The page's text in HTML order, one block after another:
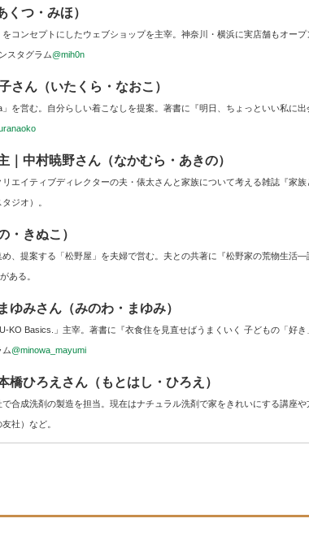
くつ・みほ）
コンセプトにしたウェブショップを主宰。神奈川・横浜に実店舗もオープ
スタグラム@mih0n
さん（いたくら・なおこ）
を営む。自分らしい着こなしを提案。著書に『明日、ちょっといい私に
中村暁野さん（なかむら・あきの）
エイティブディレクターの夫・俵太さんと家族について考える雑誌『家族
ジオ）。
・きぬこ）
、提案する「松野屋」を夫婦で営む。夫との共著に『松野家の荒物生活―
ある。
みさん（みのわ・まゆみ）
KO Basics.」主宰。著書に『衣食住を見直せばうまくいく 子どもの「好
ム@minowa_mayumi
ひろえさん（もとはし・ひろえ）
合成洗剤の製造を担当。現在はナチュラル洗剤で家をきれいにする講座や
社）など。